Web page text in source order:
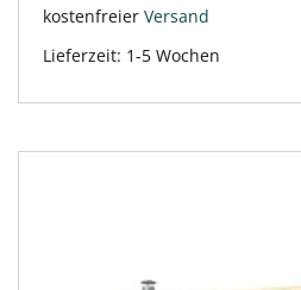
kostenfreier Versand
Lieferzeit: 1-5 Wochen